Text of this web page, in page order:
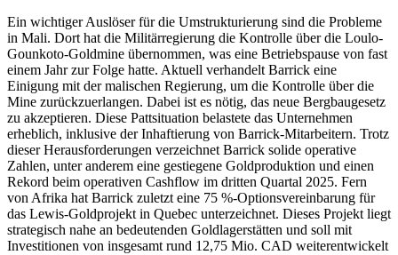
Ein wichtiger Auslöser für die Umstrukturierung sind die Probleme
in Mali. Dort hat die Militärregierung die Kontrolle über die Loulo-
Gounkoto-Goldmine übernommen, was eine Betriebspause von fast
einem Jahr zur Folge hatte. Aktuell verhandelt Barrick eine
Einigung mit der malischen Regierung, um die Kontrolle über die
Mine zurückzuerlangen. Dabei ist es nötig, das neue Bergbaugesetz
zu akzeptieren. Diese Pattsituation belastete das Unternehmen
erheblich, inklusive der Inhaftierung von Barrick-Mitarbeitern. Trotz
dieser Herausforderungen verzeichnet Barrick solide operative
Zahlen, unter anderem eine gestiegene Goldproduktion und einen
Rekord beim operativen Cashflow im dritten Quartal 2025. Fern
von Afrika hat Barrick zuletzt eine 75 %-Optionsvereinbarung für
das Lewis-Goldprojekt in Quebec unterzeichnet. Dieses Projekt liegt
strategisch nahe an bedeutenden Goldlagerstätten und soll mit
Investitionen von insgesamt rund 12,75 Mio. CAD weiterentwickelt